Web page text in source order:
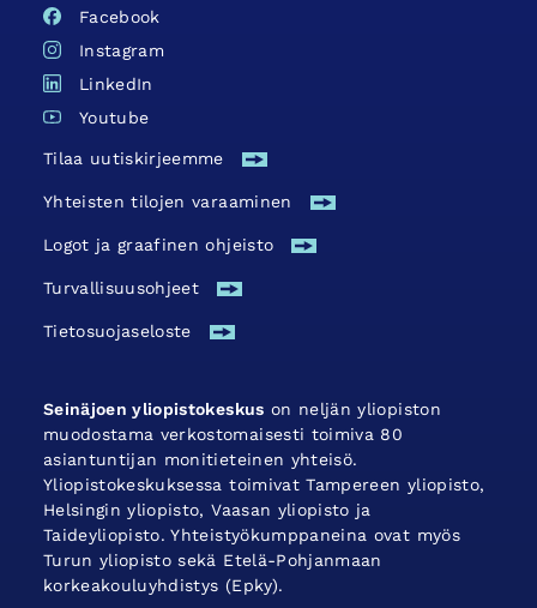
Facebook
Instagram
LinkedIn
Youtube
Tilaa uutiskirjeemme
Yhteisten tilojen varaaminen
Logot ja graafinen ohjeisto
Turvallisuus­ohjeet
Tietosuojaseloste
Seinäjoen yliopistokeskus on neljän yliopiston
muodostama verkostomaisesti toimiva 80
asiantuntijan monitieteinen yhteisö.
Yliopistokeskuksessa toimivat Tampereen yliopisto,
Helsingin yliopisto, Vaasan yliopisto ja
Taideyliopisto. Yhteistyökumppaneina ovat myös
Turun yliopisto sekä Etelä-Pohjanmaan
korkeakouluyhdistys (Epky).